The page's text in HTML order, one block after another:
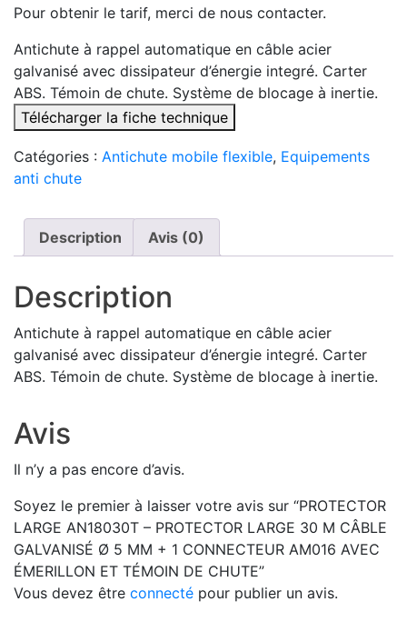
Pour obtenir le tarif, merci de nous contacter.
Antichute à rappel automatique en câble acier
galvanisé avec dissipateur d’énergie integré. Carter
ABS. Témoin de chute. Système de blocage à inertie.
Télécharger la fiche technique
Catégories : Antichute mobile flexible, Equipements
anti chute
Description Avis (0)
Description
Antichute à rappel automatique en câble acier
galvanisé avec dissipateur d’énergie integré. Carter
ABS. Témoin de chute. Système de blocage à inertie.
Avis
Il n’y a pas encore d’avis.
Soyez le premier à laisser votre avis sur “PROTECTOR
LARGE AN18030T – PROTECTOR LARGE 30 M CÂBLE
GALVANISÉ Ø 5 MM + 1 CONNECTEUR AM016 AVEC
ÉMERILLON ET TÉMOIN DE CHUTE”
Vous devez être connecté pour publier un avis.